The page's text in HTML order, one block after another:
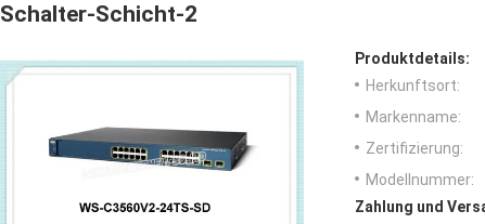
Schalter-Schicht-2
Produktdetails:
Herkunftsort:
Markenname:
Zertifizierung:
Modellnummer:
Zahlung und